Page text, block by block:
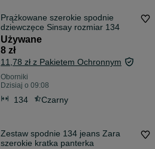
Prążkowane szerokie spodnie
dziewczęce Sinsay rozmiar 134
Używane
8 zł
11,78 zł z Pakietem Ochronnym
Oborniki
Dzisiaj o 09:08
134 Czarny
Zestaw spodnie 134 jeans Zara
szerokie kratka panterka